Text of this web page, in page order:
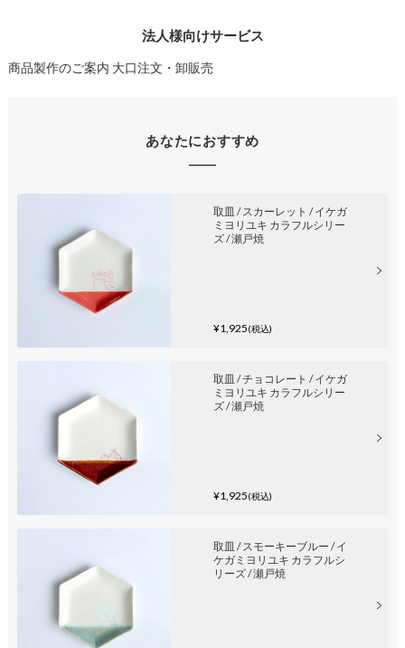
法人様向けサービス
商品製作のご案内 大口注文・卸販売
あなたにおすすめ
取皿 / スカーレット / イケガ
ミヨリユキ カラフルシリー
ズ / 瀬戸焼
¥1,925(税込)
取皿 / チョコレート / イケガ
ミヨリユキ カラフルシリー
ズ / 瀬戸焼
¥1,925(税込)
取皿 / スモーキーブルー / イ
ケガミヨリユキ カラフルシ
リーズ / 瀬戸焼